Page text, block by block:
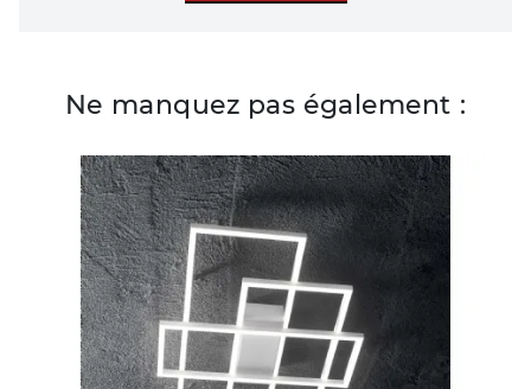
Ne manquez pas également :